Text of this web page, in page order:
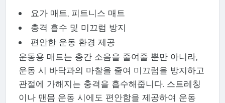
요가 매트, 피트니스 매트
충격 흡수 및 미끄럼 방지
편안한 운동 환경 제공
운동용 매트는 층간 소음을 줄여줄 뿐만 아니라,
운동 시 바닥과의 마찰을 줄여 미끄럼을 방지하고
관절에 가해지는 충격을 흡수해줍니다. 스트레칭
이나 맨몸 운동 시에도 편안함을 제공하여 운동